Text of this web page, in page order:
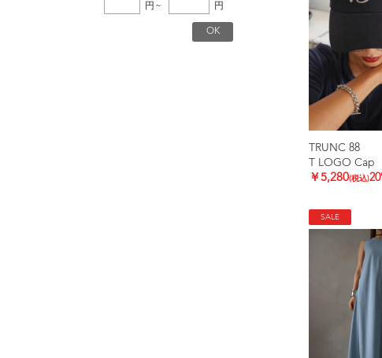
円 ~ 円
TRUNC 88
T LOGO Cap
￥5,280(税込)
SALE